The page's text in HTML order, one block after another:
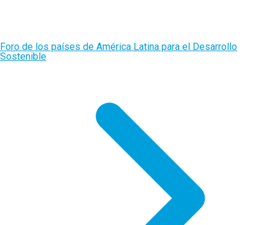
Foro de los países de América Latina para el Desarrollo
Sostenible